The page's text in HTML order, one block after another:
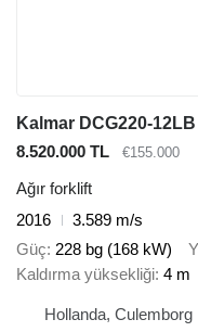
Kalmar DCG220-12LB
8.520.000 TL
€155.000
Ağır forklift
2016
3.589 m/s
Güç 228 bg (168 kW)
Kaldırma yüksekliği 4 m
Hollanda, Culemborg